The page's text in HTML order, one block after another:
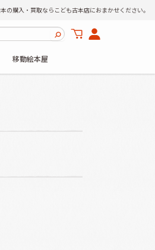
の購入・買取ならこども古本店におまかせください。
移動絵本屋